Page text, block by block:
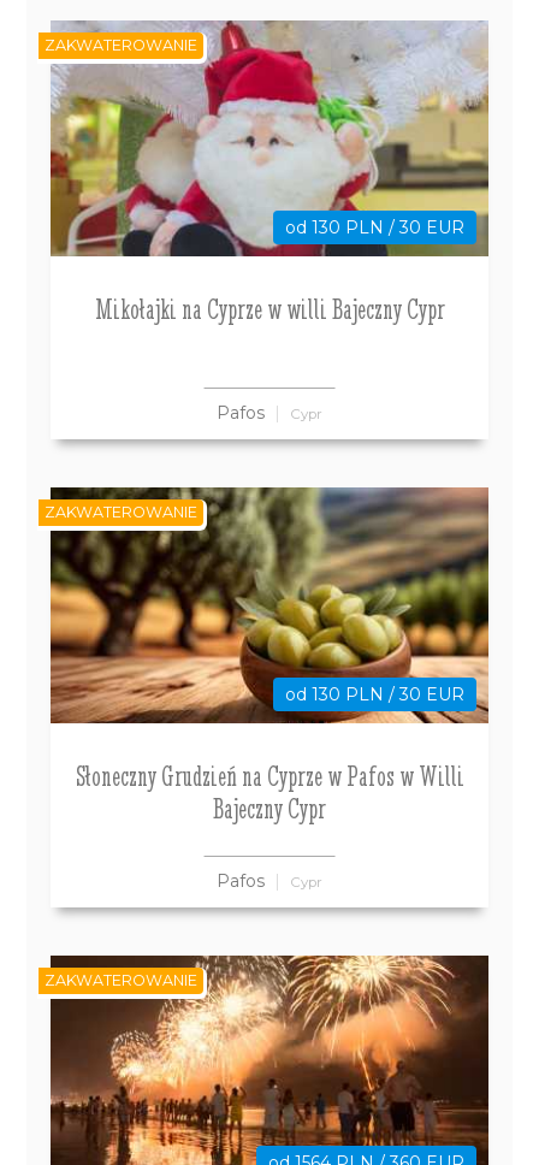
od 130 PLN / 30 EUR
Mikołajki na Cyprze w willi Bajeczny Cypr
Pafos Cypr
ZAKWATEROWANIE
od 130 PLN / 30 EUR
Słoneczny Grudzień na Cyprze w Pafos w Willi
Bajeczny Cypr
Pafos Cypr
ZAKWATEROWANIE
ZAKWATEROWANIE